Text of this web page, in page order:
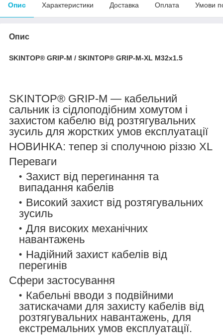
Опис Характеристики Доставка Оплата Умови
Опис
SKINTOP® GRIP-M / SKINTOP® GRIP-M-XL M32x1.5
SKINTOP® GRIP-M — кабельний
сальник із сідлоподібним хомутом і
захистом кабелю від розтягувальних
зусиль для жорстких умов експлуатації
НОВИНКА: тепер зі сполучною різзю XL
Переваги
Захист від перегинання та
випадання кабелів
Високий захист від розтягувальних
зусиль
Для високих механічних
навантажень
Надійний захист кабелів від
перегинів
Сфери застосування
Кабельні вводи з подвійними
затискачами для захисту кабелів від
розтягувальних навантажень, для
екстремальних умов експлуатації.